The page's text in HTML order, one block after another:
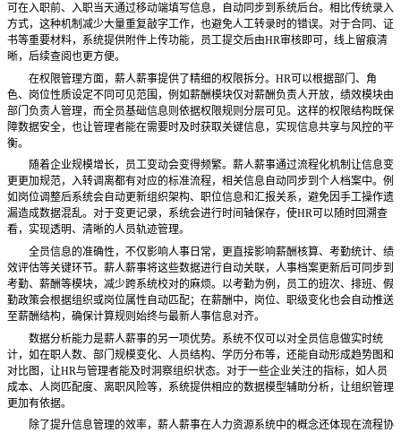
可在入职前、入职当天通过移动端填写信息，自动同步到系统后台。相比传统录入
方式，这种机制减少大量重复敲字工作，也避免人工转录时的错误。对于合同、证
书等重要材料，系统提供附件上传功能，员工提交后由HR审核即可，线上留痕清
晰，后续查阅也更方便。
在权限管理方面，薪人薪事提供了精细的权限拆分。 HR可以根据部门、角
色、岗位性质设定不同可见范围，例如薪酬模块仅对薪酬负责人开放，绩效模块由
部门负责人管理，而全员基础信息则依据权限规则分层可见。这样的权限结构既保
障数据安全，也让管理者能在需要时及时获取关键信息，实现信息共享与风控的平
衡。
随着企业规模增长，员工变动会变得频繁。薪人薪事通过流程化机制让信息变
更更加规范，入转调离都有对应的标准流程，相关信息自动同步到个人档案中。例
如岗位调整后系统会自动更新组织架构、职位信息和汇报关系，避免因手工操作遗
漏造成数据混乱。对于变更记录，系统会进行时间轴保存，使HR可以随时回溯查
看，实现透明、清晰的人员轨迹管理。
全员信息的准确性，不仅影响人事日常，更直接影响薪酬核算、考勤统计、绩
效评估等关键环节。薪人薪事将这些数据进行自动关联，人事档案更新后可同步到
考勤、薪酬等模块，减少跨系统校对的麻烦。以考勤为例，员工的班次、排班、假
勤政策会根据组织或岗位属性自动匹配；在薪酬中，岗位、职级变化也会自动推送
至薪酬结构，确保计算规则始终与最新人事信息对齐。
数据分析能力是薪人薪事的另一项优势。系统不仅可以对全员信息做实时统
计，如在职人数、部门规模变化、人员结构、学历分布等，还能自动形成趋势图和
对比图，让HR与管理者能及时洞察组织状态。对于一些企业关注的指标，如人员
成本、人岗匹配度、离职风险等，系统提供相应的数据模型辅助分析，让组织管理
更加有依据。
除了提升信息管理的效率，薪人薪事在人力资源系统中的概念还体现在流程协